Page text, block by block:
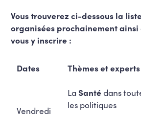
Vous trouverez ci-dessous la
organisées prochainement ainsi
vous y inscrire :
Dates Thèmes et experts
Vendredi
La Santé dans
les politiques